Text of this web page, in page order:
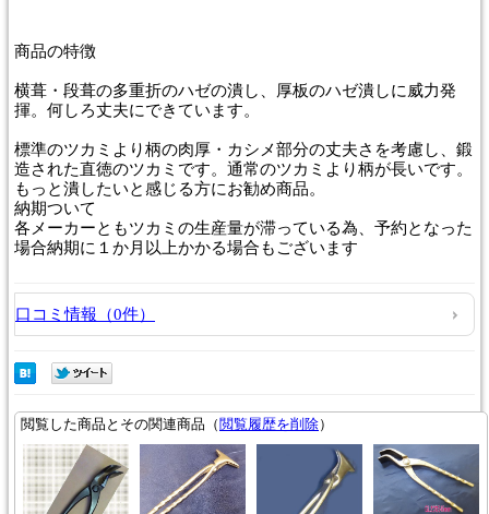
商品の特徴
横葺・段葺の多重折のハゼの潰し、厚板のハゼ潰しに威力発
揮。何しろ丈夫にできています。
標準のツカミより柄の肉厚・カシメ部分の丈夫さを考慮し、鍛
造された直徳のツカミです。通常のツカミより柄が長いです。
もっと潰したいと感じる方にお勧め商品。
納期ついて
各メーカーともツカミの生産量が滞っている為、予約となった
場合納期に１か月以上かかる場合もございます
口コミ情報（0件）